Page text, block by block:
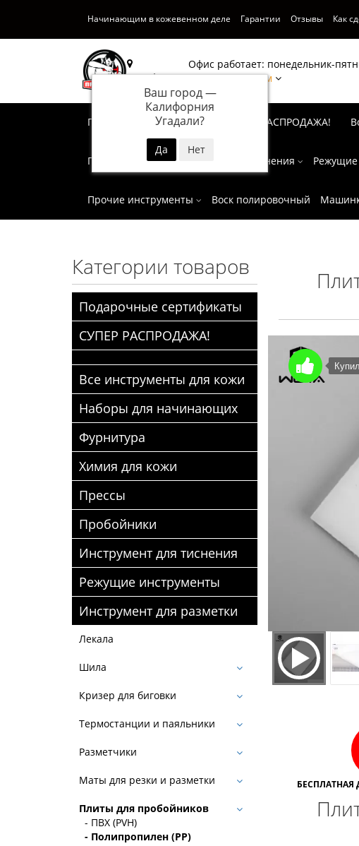
Начинающим в кожевенном деле Гарантии Отзывы Как
Калифорния
Ваш город —
Калифорния
Угадали?
Офис работает: понедельник-
Написать нам
Подарочные сертификаты СУПЕР РАСПРОДАЖА!
Пробойники Инструмент для тиснения
Прочие инструменты Воск полировочный
Категории товаров
Подарочные сертификаты
СУПЕР РАСПРОДАЖА!
Все инструменты для кожи
Наборы для начинающих
Фурнитура
Химия для кожи
Прессы
Пробойники
Инструмент для тиснения
Режущие инструменты
Инструмент для разметки
Лекала
Шила
Кризер для биговки
Термостанции и паяльники
Разметчики
Маты для резки и разметки
Плиты для пробойников
- ПВХ (PVH)
- Полипропилен (PP)
БЕСПЛАТНАЯ